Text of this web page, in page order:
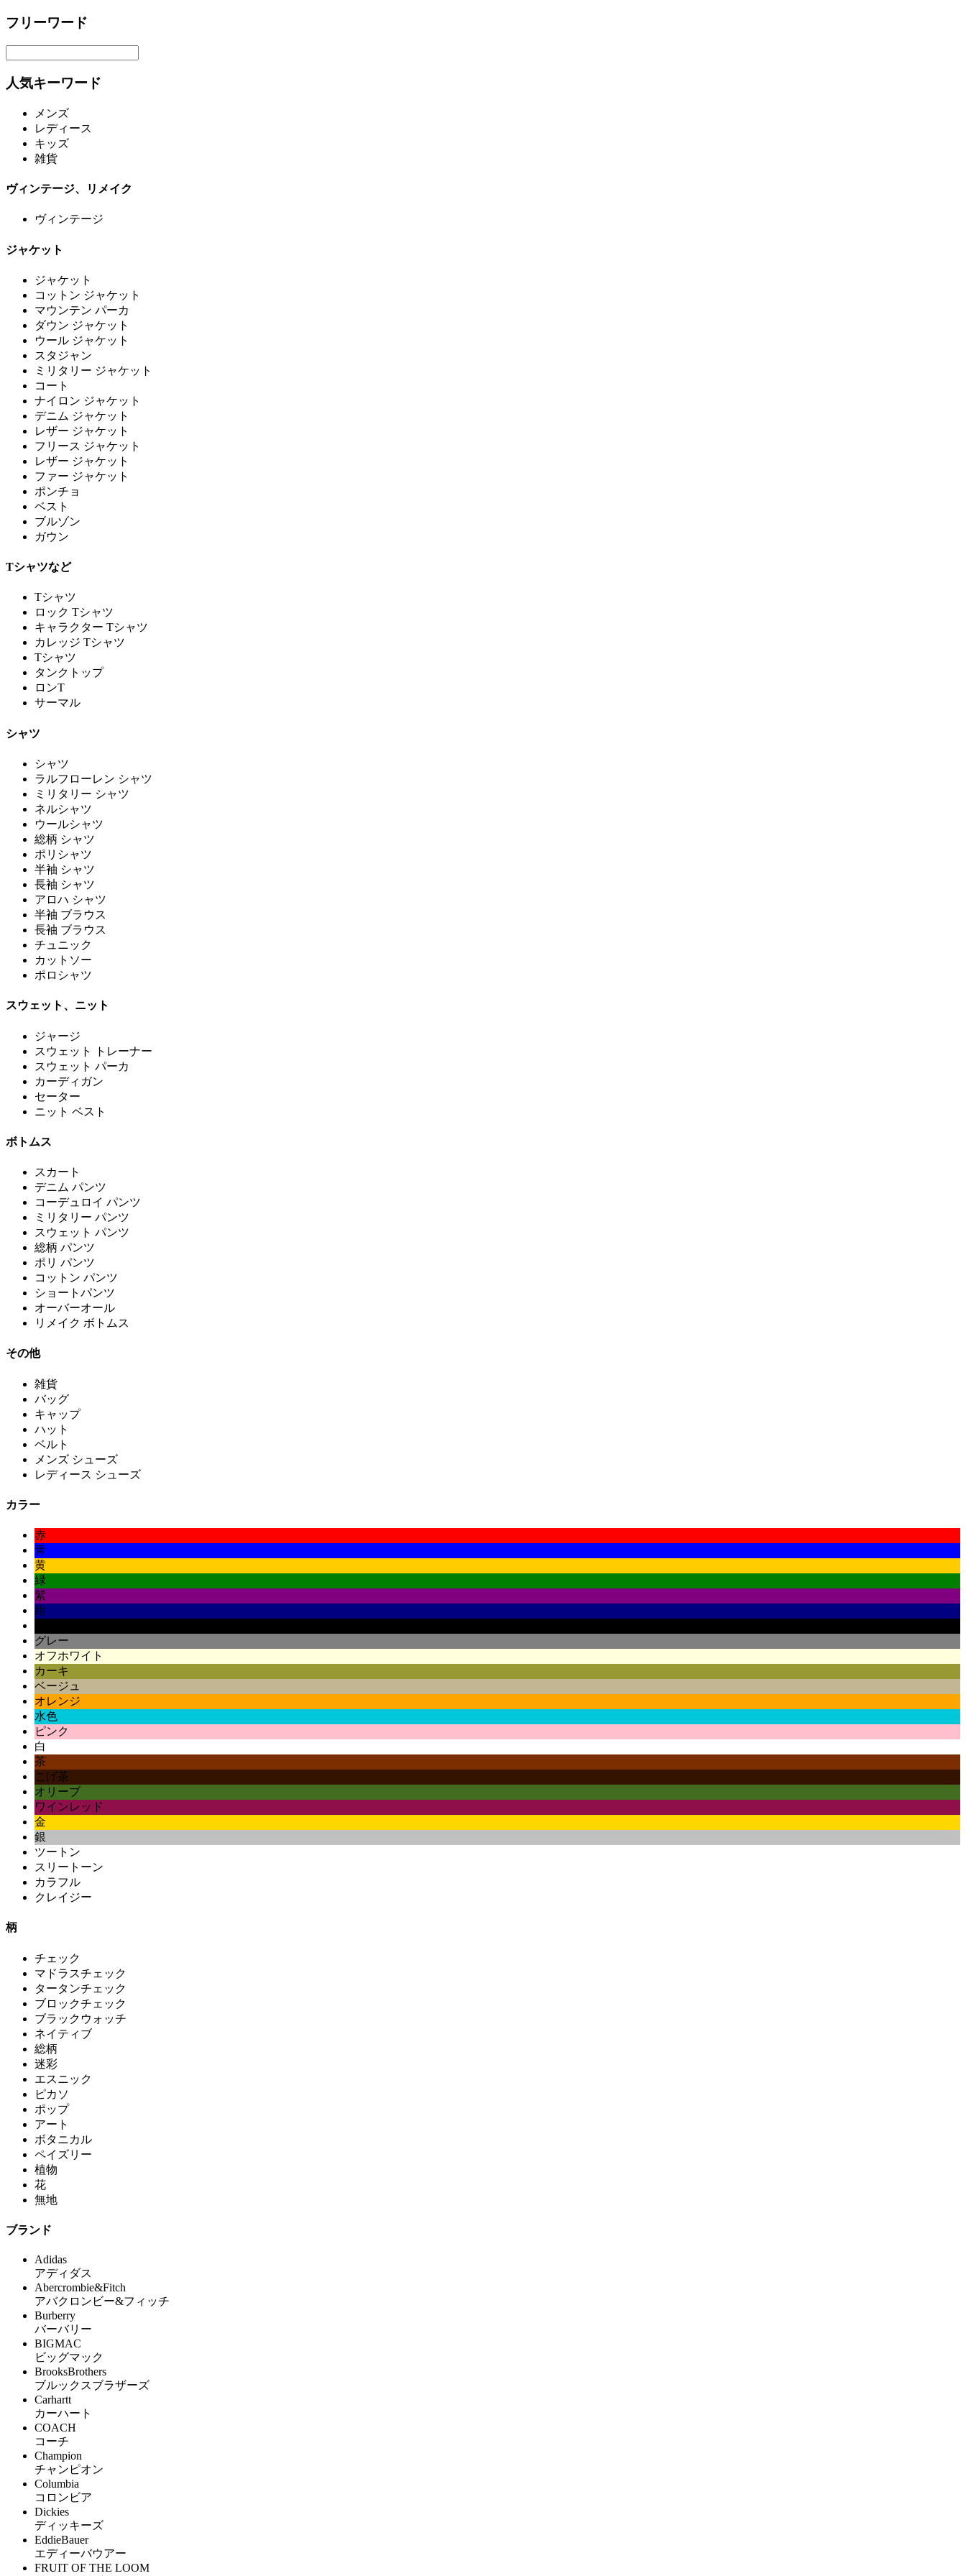
フリーワード
人気キーワード
メンズ
レディース
キッズ
雑貨
ヴィンテージ、リメイク
ヴィンテージ
ジャケット
ジャケット
コットン ジャケット
マウンテン パーカ
ダウン ジャケット
ウール ジャケット
スタジャン
ミリタリー ジャケット
コート
ナイロン ジャケット
デニム ジャケット
レザー ジャケット
フリース ジャケット
レザー ジャケット
ファー ジャケット
ポンチョ
ベスト
ブルゾン
ガウン
Tシャツなど
Tシャツ
ロック Tシャツ
キャラクター Tシャツ
カレッジ Tシャツ
Tシャツ
タンクトップ
ロンT
サーマル
シャツ
シャツ
ラルフローレン シャツ
ミリタリー シャツ
ネルシャツ
ウールシャツ
総柄 シャツ
ポリシャツ
半袖 シャツ
長袖 シャツ
アロハ シャツ
半袖 ブラウス
長袖 ブラウス
チュニック
カットソー
ポロシャツ
スウェット、ニット
ジャージ
スウェット トレーナー
スウェット パーカ
カーディガン
セーター
ニット ベスト
ボトムス
スカート
デニム パンツ
コーデュロイ パンツ
ミリタリー パンツ
スウェット パンツ
総柄 パンツ
ポリ パンツ
コットン パンツ
ショートパンツ
オーバーオール
リメイク ボトムス
その他
雑貨
バッグ
キャップ
ハット
ベルト
メンズ シューズ
レディース シューズ
カラー
赤
青
黄
緑
紫
紺
グレー
オフホワイト
カーキ
ベージュ
オレンジ
水色
ピンク
白
茶
こげ茶
オリーブ
ワインレッド
金
銀
ツートン
スリートーン
カラフル
クレイジー
柄
チェック
マドラスチェック
タータンチェック
ブロックチェック
ブラックウォッチ
ネイティブ
総柄
迷彩
エスニック
ピカソ
ポップ
アート
ボタニカル
ペイズリー
植物
花
無地
ブランド
Adidas
アディダス
Abercrombie&Fitch
アバクロンビー&フィッチ
Burberry
バーバリー
BIGMAC
ビッグマック
BrooksBrothers
ブルックスブラザーズ
Carhartt
カーハート
COACH
コーチ
Champion
チャンピオン
Columbia
コロンビア
Dickies
ディッキーズ
EddieBauer
エディーバウアー
FRUIT OF THE LOOM